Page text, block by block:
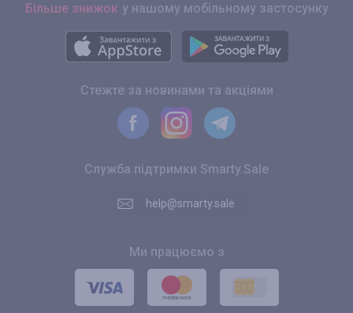
Більше знижок у нашому мобільному застосунку
Стежте за новинами та акціями
Служба підтримки Smarty.Sale
help@smarty.sale
Ми працюємо з